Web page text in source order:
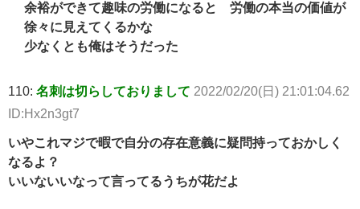
余裕ができて趣味の労働になると 労働の本当の価値が
徐々に見えてくるかな
少なくとも俺はそうだった
110: 名刺は切らしておりまして 2022/02/20(日) 21:01:04.62
ID:Hx2n3gt7
いやこれマジで暇で自分の存在意義に疑問持っておかしく
なるよ？
いいないいなって言ってるうちが花だよ